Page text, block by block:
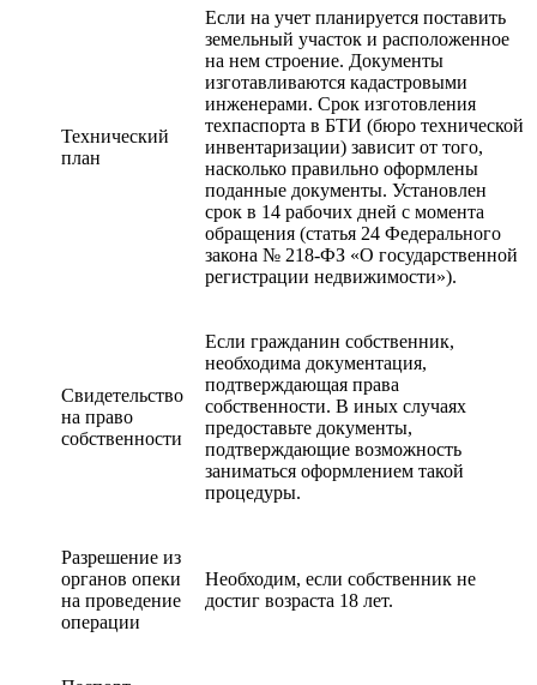
Технический
план
Если на учет планируется поставить
земельный участок и расположенное
на нем строение. Документы
изготавливаются кадастровыми
инженерами. Срок изготовления
техпаспорта в БТИ (бюро технической
инвентаризации) зависит от того,
насколько правильно оформлены
поданные документы. Установлен
срок в 14 рабочих дней с момента
обращения (статья 24 Федерального
закона № 218-ФЗ «О государственной
регистрации недвижимости»).
Свидетельство
на право
собственности
Если гражданин собственник,
необходима документация,
подтверждающая права
собственности. В иных случаях
предоставьте документы,
подтверждающие возможность
заниматься оформлением такой
процедуры.
Разрешение из
органов опеки
на проведение
операции
Необходим, если собственник не
достиг возраста 18 лет.